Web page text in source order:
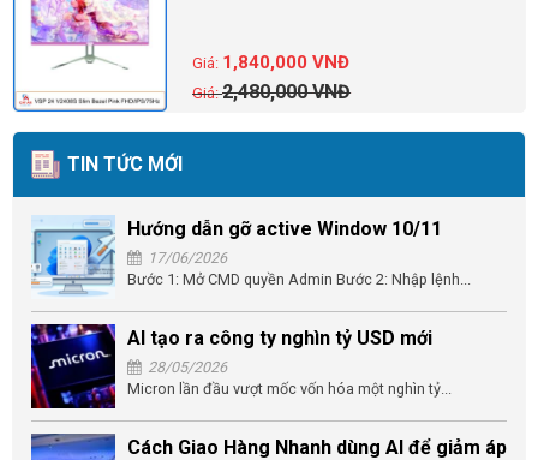
2,480,000VNĐ
1,840,000VNĐ
TIN TỨC MỚI
Hướng dẫn gỡ active Window 10/11
17/06/2026
Bước 1: Mở CMD quyền Admin Bước 2: Nhập lệnh...
AI tạo ra công ty nghìn tỷ USD mới
28/05/2026
Micron lần đầu vượt mốc vốn hóa một nghìn tỷ...
Cách Giao Hàng Nhanh dùng AI để giảm áp